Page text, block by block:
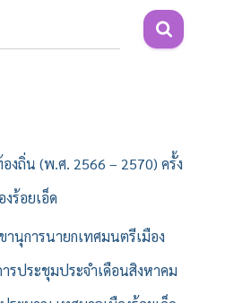
ถิ่น (พ.ศ. 2566 – 2570) ครั้ง
ร้อยเอ็ด
านุการนายกเทศมนตรีเมือง
รประชุมประจำเดือนสิงหาคม